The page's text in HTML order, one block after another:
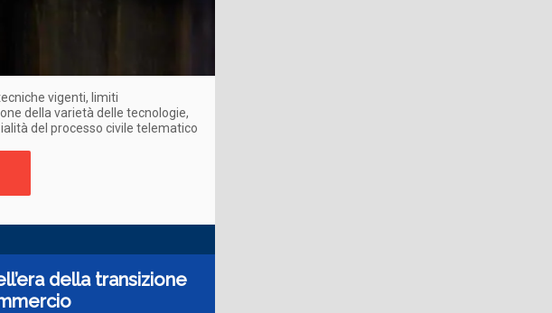
vigenti, limiti
della varietà delle tecnologie,
del processo civile telematico
della transizione